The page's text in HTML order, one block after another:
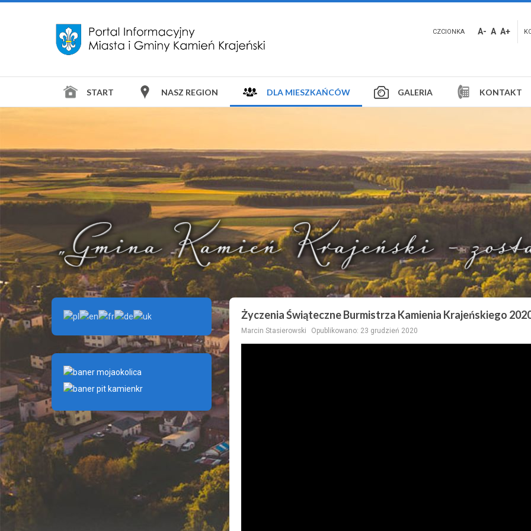
CZCIONKA A- A A+
START NASZ REGION DLA MIESZKAŃCÓW GALERIA KONTAKT
Życzenia Świąteczne Burmistrza Kamienia Krajeńskiego
Marcin Stasierowski Opublikowano: 23 grudzień 2020